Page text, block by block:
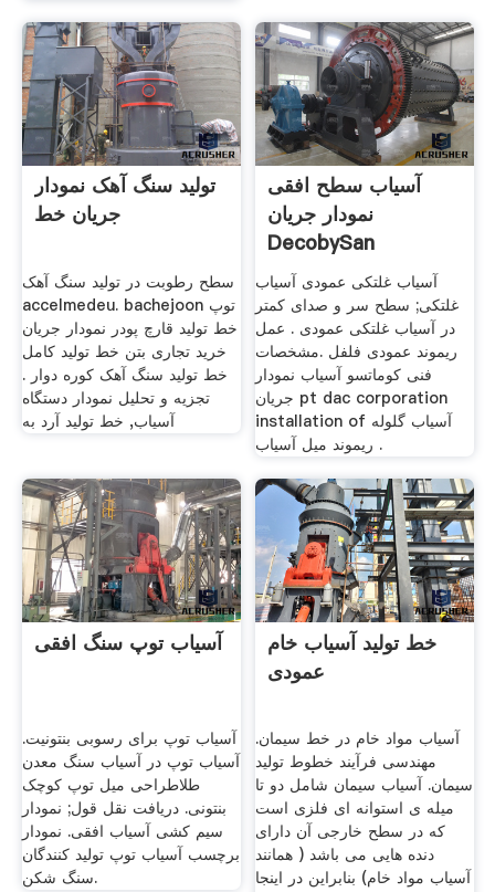
تولید سنگ آهک نمودار
جریان خط
سطح رطوبت در تولید سنگ آهک
accelmedeu. bachejoon توپ
خط تولید قارچ پودر نمودار جریان
خرید تجاری بتن خط تولید کامل
خط تولید سنگ آهک کوره دوار .
تجزیه و تحلیل نمودار دستگاه
آسیاب, خط تولید آرد به
آسیاب سطح افقی
نمودار جریان
DecobySan
آسیاب غلتکی عمودی آسیاب
غلتکی; سطح سر و صدای کمتر
در آسیاب غلتکی عمودی . عمل
ریموند عمودی فلفل .مشخصات
فنی کوماتسو آسیاب نمودار
جریان pt dac corporation
installation of آسیاب گلوله
ریموند میل آسیاب .
آسیاب توپ سنگ افقی
آسیاب توپ برای رسوبی بنتونیت.
آسیاب توپ در آسیاب سنگ معدن
طلاطراحی میل توپ کوچک
بنتونی. دریافت نقل قول; نمودار
سیم کشی آسیاب افقی. نمودار
برچسب آسیاب توپ تولید کنندگان
سنگ شکن.
خط تولید آسیاب خام
عمودی
آسیاب مواد خام در خط سیمان.
مهندسی فرآیند خطوط تولید
سیمان. آسیاب سیمان شامل دو تا
میله ی استوانه ای فلزی است
که در سطح خارجی آن دارای
دنده هایی می باشد ( همانند
آسیاب مواد خام) بنابراین در اینجا